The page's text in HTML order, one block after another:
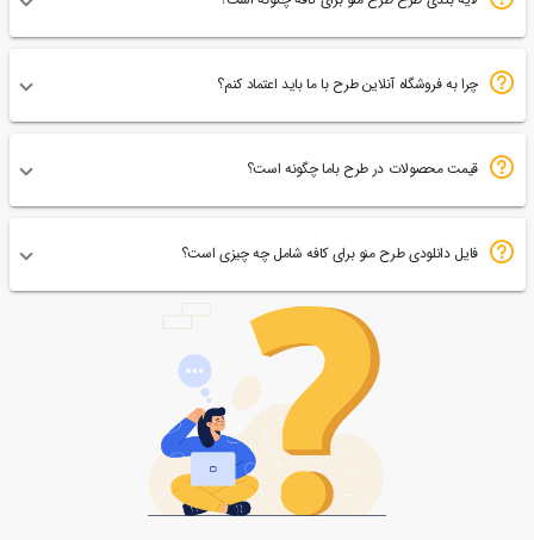
چرا به فروشگاه آنلاین طرح با ما باید اعتماد کنم؟
قیمت محصولات در طرح باما چگونه است؟
فایل دانلودی طرح منو برای کافه شامل چه چیزی است؟